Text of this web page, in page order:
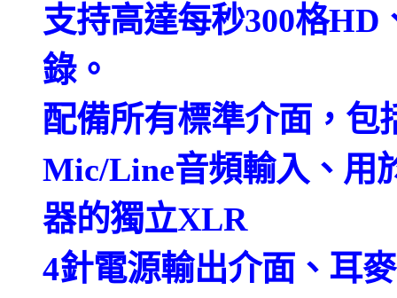
支持高達每秒300格HD
錄。
配備所有標準介面，
Mic/Line音頻輸入、用
器的獨立XLR
4針電源輸出介面、耳